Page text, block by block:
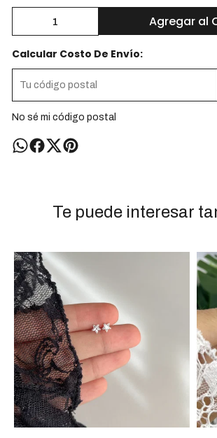
Agregar al
Calcular Costo De Envío:
No sé mi código postal
Te puede interesar